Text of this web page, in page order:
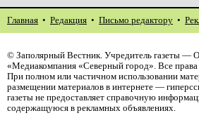
Главная • Редакция • Письмо редактору •
© Заполярный Вестник. Учредитель газеты —
«Медиакомпания «Северный город». Все
При полном или частичном использовании
размещении материалов в интернете —
газеты не предоставляет справочную
содержащуюся в рекламных объявлениях.